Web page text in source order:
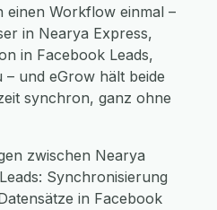
einen Workflow einmal –
in Nearya Express,
in Facebook Leads,
– und eGrow hält beide
synchron, ganz ohne
zwischen Nearya
Synchronisierung
in Facebook